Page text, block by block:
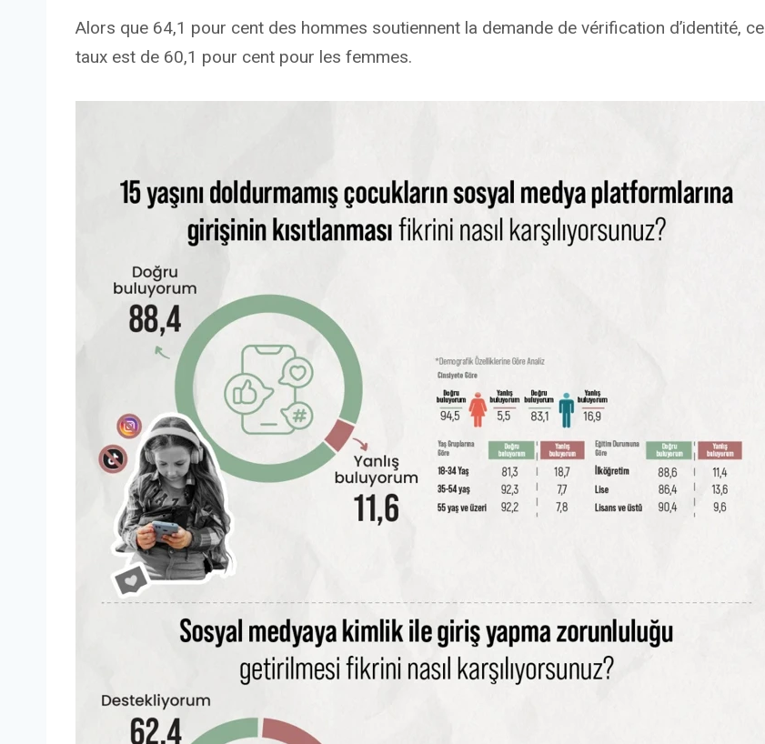
Alors que 64,1 pour cent des hommes soutiennent la demande de vérification d’identité, ce
taux est de 60,1 pour cent pour les femmes.